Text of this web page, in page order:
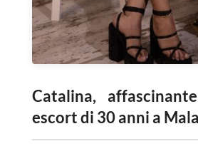
Catalina,
escort di 30 anni a